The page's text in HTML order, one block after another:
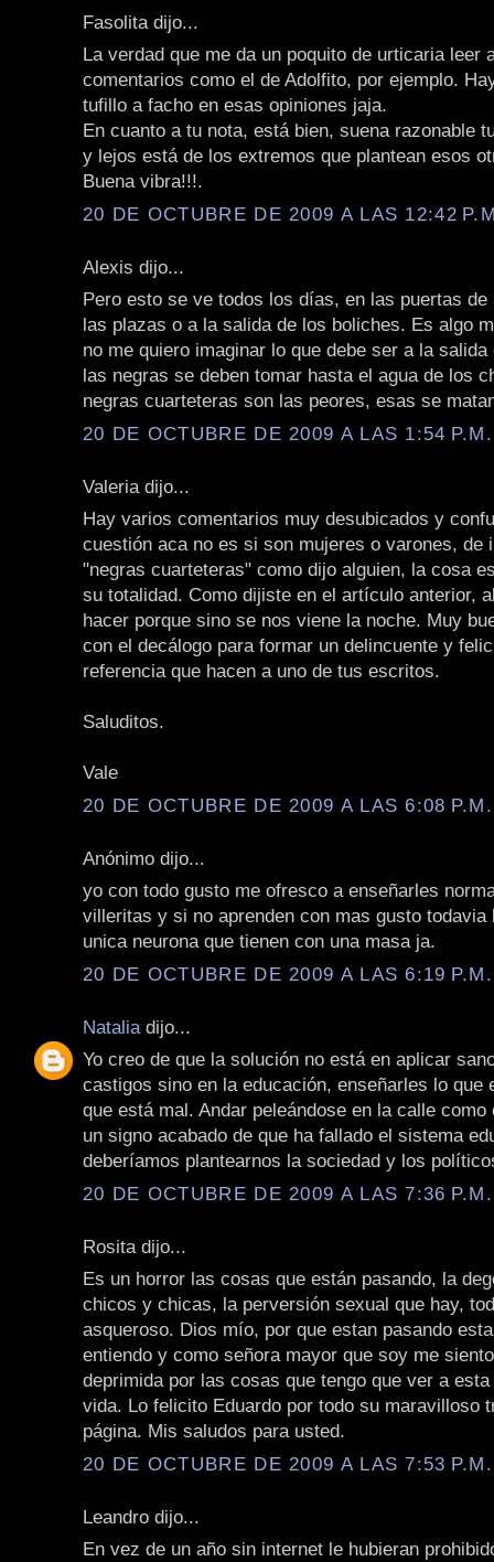
Fasolita dijo...
La verdad que me da un poquito de urticaria leer
comentarios como el de Adolfito, por ejemplo.
tufillo a facho en esas opiniones jaja.
En cuanto a tu nota, está bien, suena razonable
y lejos está de los extremos que plantean esos
Buena vibra!!!.
20 DE OCTUBRE DE 2009 A LAS 12:42
Alexis dijo...
Pero esto se ve todos los días, en las puertas
las plazas o a la salida de los boliches. Es algo
no me quiero imaginar lo que debe ser a la
las negras se deben tomar hasta el agua de los
negras cuarteteras son las peores, esas se
20 DE OCTUBRE DE 2009 A LAS 1:54 P.M.
Valeria dijo...
Hay varios comentarios muy desubicados y
cuestión aca no es si son mujeres o varones, de
"negras cuarteteras" como dijo alguien, la cosa
su totalidad. Como dijiste en el artículo anterior,
hacer porque sino se nos viene la noche. Muy
con el decálogo para formar un delincuente y
referencia que hacen a uno de tus escritos.
Saluditos.
Vale
20 DE OCTUBRE DE 2009 A LAS 6:08 P.M.
Anónimo dijo...
yo con todo gusto me ofresco a enseñarles
villeritas y si no aprenden con mas gusto todavia
unica neurona que tienen con una masa ja.
20 DE OCTUBRE DE 2009 A LAS 6:19 P.M.
Natalia dijo...
Yo creo de que la solución no está en aplicar
castigos sino en la educación, enseñarles lo que
que está mal. Andar peleándose en la calle
un signo acabado de que ha fallado el sistema
deberíamos plantearnos la sociedad y los
20 DE OCTUBRE DE 2009 A LAS 7:36 P.M.
Rosita dijo...
Es un horror las cosas que están pasando, la
chicos y chicas, la perversión sexual que hay,
asqueroso. Dios mío, por que estan pasando
entiendo y como señora mayor que soy me
deprimida por las cosas que tengo que ver a
vida. Lo felicito Eduardo por todo su maravilloso
página. Mis saludos para usted.
20 DE OCTUBRE DE 2009 A LAS 7:53 P.M.
Leandro dijo...
En vez de un año sin internet le hubieran